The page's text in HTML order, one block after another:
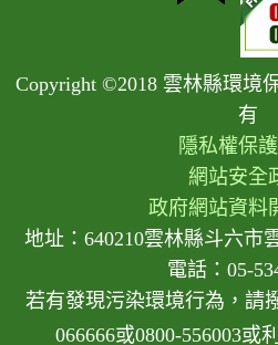
Copyright ©2018 雲林縣環境
有
隱私權保
網站安全
政府網站資料
地址：640210雲林縣斗六市
電話：05-
若有發現污染環境行為，請
066666或0800-556003或